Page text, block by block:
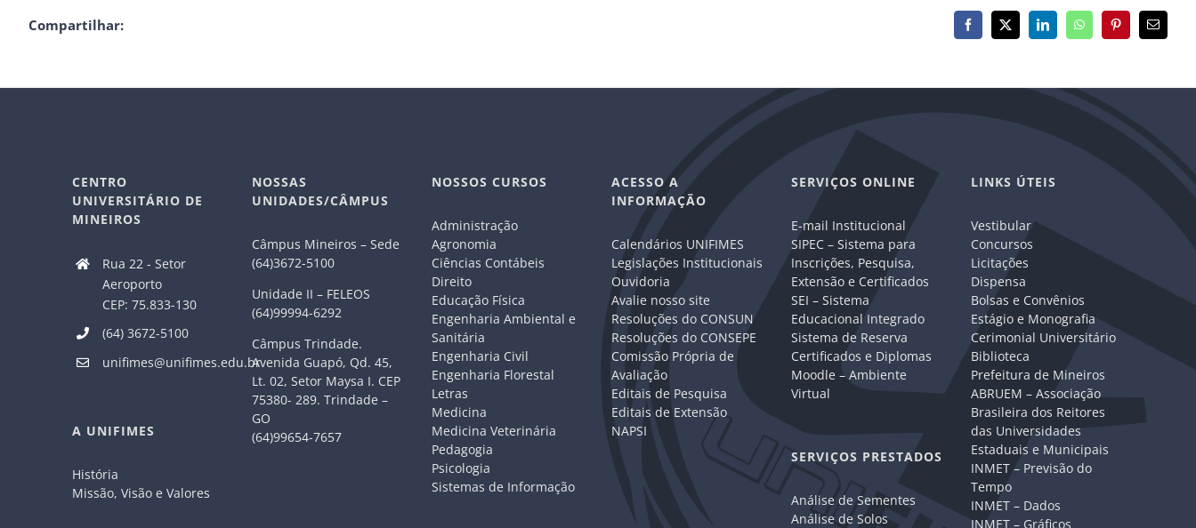
Compartilhar: Facebook
X LinkedInWhatsAppPinterest
E-
mail
CENTRO
UNIVERSITÁRIO DE
MINEIROS
Rua 22 - Setor
Aeroporto
CEP: 75.833-130
(64) 3672-5100
unifimes@unifimes.edu.br
A UNIFIMES
História
Missão, Visão e Valores
NOSSAS
UNIDADES/CÂMPUS
Câmpus Mineiros – Sede
(64)3672-5100
Unidade II – FELEOS
(64)99994-6292
Câmpus Trindade.
Avenida Guapó, Qd. 45,
Lt. 02, Setor Maysa I. CEP
75380- 289. Trindade –
GO
(64)99654-7657
NOSSOS CURSOS
Administração
Agronomia
Ciências Contábeis
Direito
Educação Física
Engenharia Ambiental e
Sanitária
Engenharia Civil
Engenharia Florestal
Letras
Medicina
Medicina Veterinária
Pedagogia
Psicologia
Sistemas de Informação
ACESSO A
INFORMAÇÃO
Calendários UNIFIMES
Legislações Institucionais
Ouvidoria
Avalie nosso site
Resoluções do CONSUN
Resoluções do CONSEPE
Comissão Própria de
Avaliação
Editais de Pesquisa
Editais de Extensão
NAPSI
SERVIÇOS ONLINE
E-mail Institucional
SIPEC – Sistema para
Inscrições, Pesquisa,
Extensão e Certificados
SEI – Sistema
Educacional Integrado
Sistema de Reserva
Certificados e Diplomas
Moodle – Ambiente
Virtual
SERVIÇOS PRESTADOS
Análise de Sementes
Análise de Solos
LINKS ÚTEIS
Vestibular
Concursos
Licitações
Dispensa
Bolsas e Convênios
Estágio e Monografia
Cerimonial Universitário
Biblioteca
Prefeitura de Mineiros
ABRUEM – Associação
Brasileira dos Reitores
das Universidades
Estaduais e Municipais
INMET – Previsão do
Tempo
INMET – Dados
INMET – Gráficos